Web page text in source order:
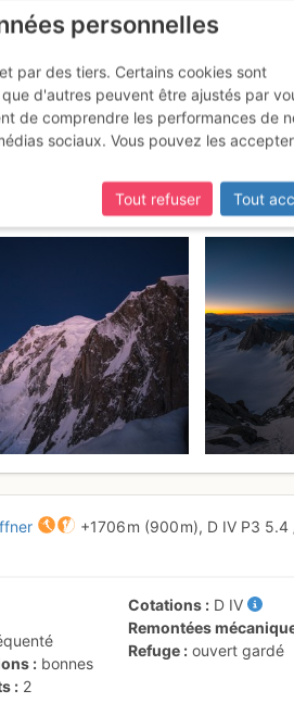
+1706 m (900 m), D IV P3 5.4
bonnes
2
Cotations D IV
Remontées
Refuge
ouvert gardé
personnelles
par des tiers. Certains cookies sont
d'autres peuvent être ajustés par
de comprendre les performances de
sociaux. Vous pouvez les
Tout refuser
Tout